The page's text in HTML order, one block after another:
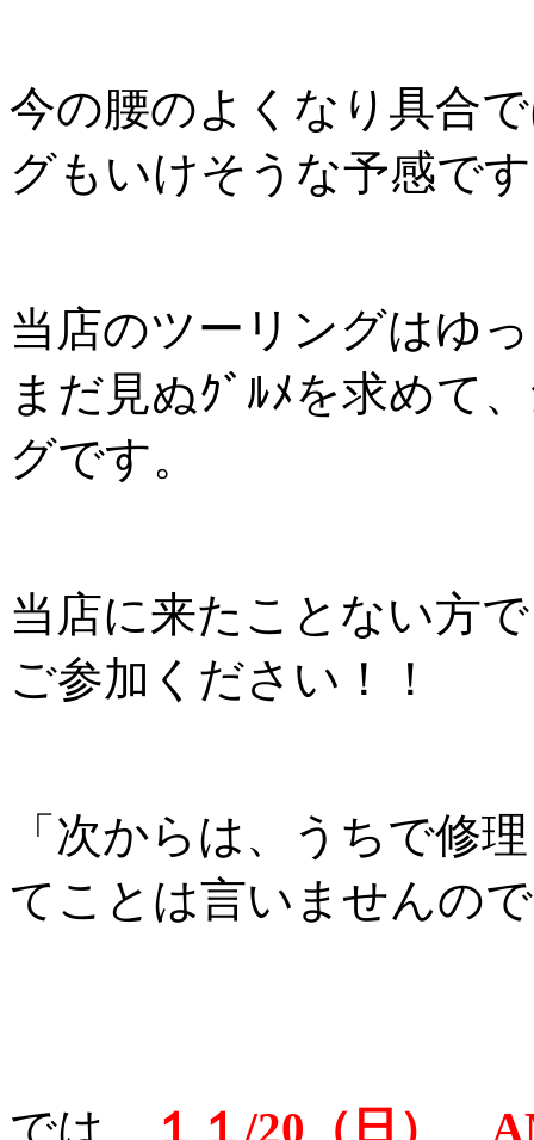
今の腰のよくなり具合
グもいけそうな予感で
当店のツーリングはゆ
まだ見ぬｸﾞﾙﾒを求めて
グです。
当店に来たことない方
ご参加ください！！
「次からは、うちで修
てことは言いませんの
では、
１１/20（日）